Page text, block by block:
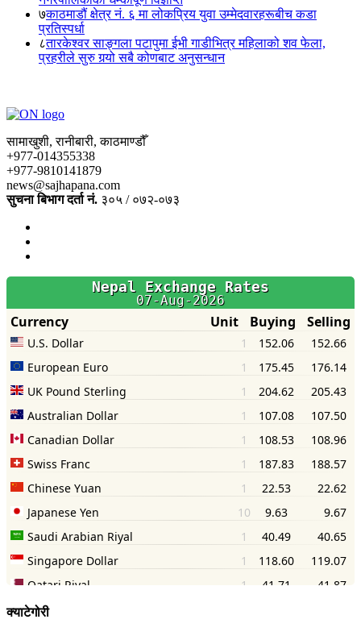
७काठमाडौं क्षेत्र नं. ६ मा लोकप्रिय युवा उम्मेदवारहरूबीच कडा
प्रतिस्पर्धा
८तारकेश्वर साङ्गला पटापुमा ईभी गाडीभित्र महिलाको शव फेला,
प्रहरीले सुरु गर्‍यो सबै कोणबाट अनुसन्धान
सामाखुशी, रानीबारी, काठमाण्डौँ
+977-014355338
+977-9810141879
news@sajhapana.com
सुचना बिभाग दर्ता नं. ३०५ / ०७२-०७३
क्याटेगोरी